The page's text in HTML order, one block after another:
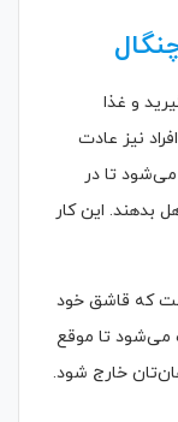
و غذا
نیز عادت
می‌شود تا در
بدهند. این کار
که قاشق خود
می‌شود تا موقع
خارج شود.